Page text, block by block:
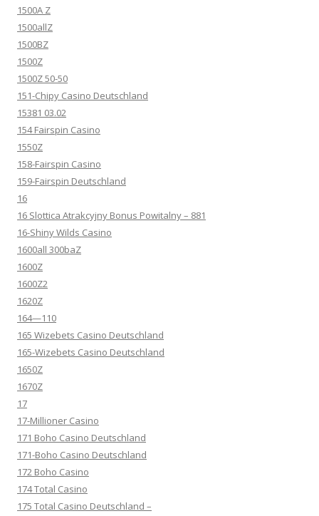
1500A Z
1500allZ
1500BZ
1500Z
1500Z 50-50
151-Chipy Casino Deutschland
15381 03.02
154 Fairspin Casino
1550Z
158-Fairspin Casino
159-Fairspin Deutschland
16
16 Slottica Atrakcyjny Bonus Powitalny – 881
16-Shiny Wilds Casino
1600all 300baZ
1600Z
1600Z2
1620Z
164—110
165 Wizebets Casino Deutschland
165-Wizebets Casino Deutschland
1650Z
1670Z
17
17-Millioner Casino
171 Boho Casino Deutschland
171-Boho Casino Deutschland
172 Boho Casino
174 Total Casino
175 Total Casino Deutschland –